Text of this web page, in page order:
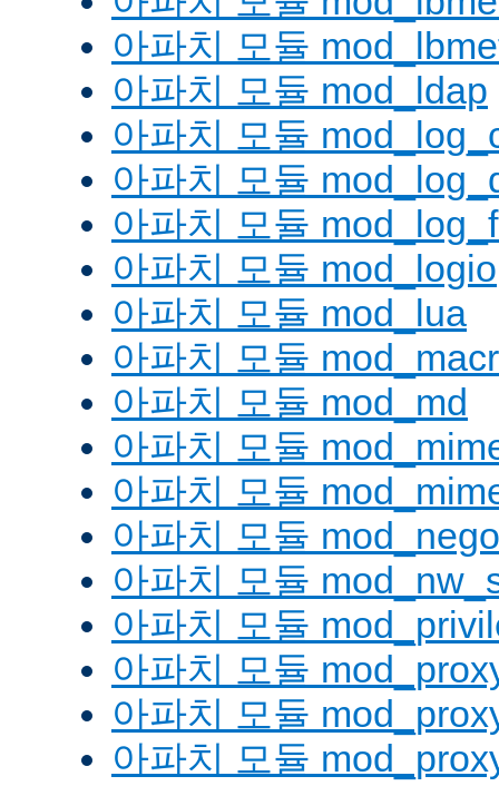
아파치 모듈
아파치 모듈 mod_ldap
아파치 모듈
아파치 모듈
아파치 모듈
아파치 모듈 mod_logio
아파치 모듈 mod_lua
아파치 모듈
아파치 모듈 mod_md
아파치 모듈
아파치 모듈
아파치 모듈
아파치 모듈
아파치 모듈
아파치 모듈
아파치 모듈
아파치 모듈